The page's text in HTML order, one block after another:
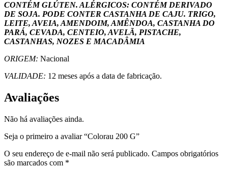
CONTÉM GLÚTEN. ALÉRGICOS: CONTÉM DERIVADO
DE SOJA. PODE CONTER CASTANHA DE CAJU. TRIGO,
LEITE, AVEIA, AMENDOIM, AMÊNDOA, CASTANHA DO
PARÁ, CEVADA, CENTEIO, AVELÃ, PISTACHE,
CASTANHAS, NOZES E MACADÂMIA
ORIGEM: Nacional
VALIDADE: 12 meses após a data de fabricação.
Avaliações
Não há avaliações ainda.
Seja o primeiro a avaliar “Colorau 200 G”
O seu endereço de e-mail não será publicado. Campos obrigatórios
são marcados com *